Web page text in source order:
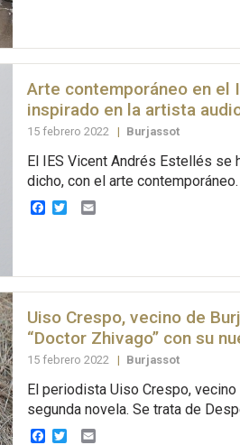
Arte contemporáneo en el
inspirado en la artista
15 febrero 2022 | Burjassot
El IES Vicent Andrés Estellés se
dicho, con el arte
Facebook
TwitterEmail
Uiso Crespo, vecino de
“Doctor Zhivago” con su
15 febrero 2022 | Burjassot
El periodista Uiso Crespo,
segunda novela. Se trata de
Facebook
TwitterEmail